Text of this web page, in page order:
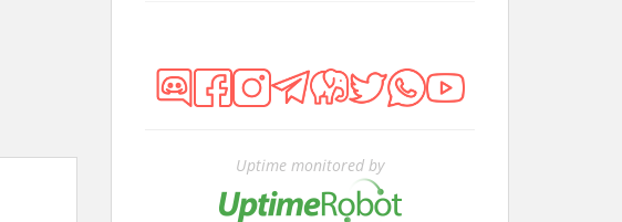
Uptime monitored by